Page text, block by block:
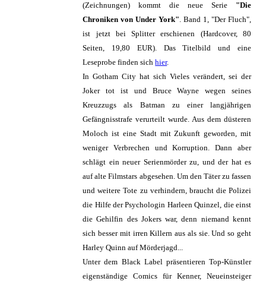
(Zeichnungen) kommt die neue Serie "Die
Chroniken von Under York" . Band 1, "Der Fluch",
ist jetzt bei Splitter erschienen (Hardcover, 80
Seiten, 19,80 EUR). Das Titelbild und eine
Leseprobe finden sichhier.
In Gotham City hat sich Vieles verändert, sei der
Joker tot ist und Bruce Wayne wegen seines
Kreuzzugs als Batman zu einer langjährigen
Gefängnisstrafe verurteilt wurde. Aus dem düsteren
Moloch ist eine Stadt mit Zukunft geworden, mit
weniger Verbrechen und Korruption. Dann aber
schlägt ein neuer Serienmörder zu, und der hat es
auf alte Filmstars abgesehen. Um den Täter zu fassen
und weitere Tote zu verhindern, braucht die Polizei
die Hilfe der Psychologin Harleen Quinzel, die einst
die Gehilfin des Jokers war, denn niemand kennt
sich besser mit irren Killern aus als sie. Und so geht
Harley Quinn auf Mörderjagd...
Unter dem Black Label präsentieren Top-Künstler
eigenständige Comics für Kenner, Neueinsteiger